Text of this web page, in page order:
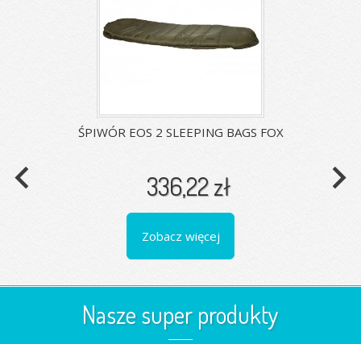
ŚPIWÓR EOS 2 SLEEPING BAGS FOX
336,22 zł
Zobacz więcej
navigate_before navigate_next
Nasze super produkty